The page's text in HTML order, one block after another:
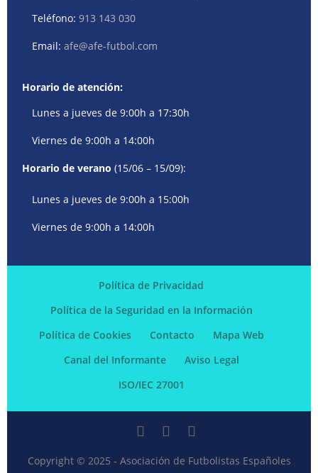
Teléfono:913 143 030
Email:afe@afe-futbol.com
Horario de atención:
Lunes a jueves de 9:00h a 17:30h
Viernes de 9:00h a 14:00h
Horario de verano (15/06 – 15/09):
Lunes a jueves de 9:00h a 15:00h
Viernes de 9:00h a 14:00h
Política de Privacidad
Política de la Seguridad en la Información
Política de Cookies
Contacto
Mapa Web
Canal del Informante
Aviso Legal
ISO/IEC 27001
Copyright © 2025 - Asociación de Futbolistas Españoles